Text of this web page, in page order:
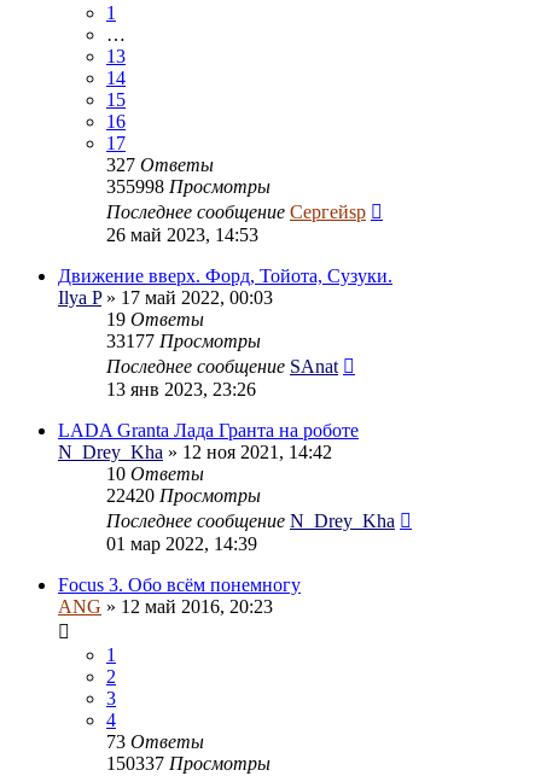
1
…
13
14
15
16
17
327 Ответы
355998 Просмотры
Последнее сообщение Сергейsp
26 май 2023, 14:53
Движение вверх. Форд, Тойота, Сузуки.
Ilya P» 17 май 2022, 00:03
19 Ответы
33177 Просмотры
Последнее сообщение SAnat
13 янв 2023, 23:26
LADA Granta Лада Гранта на роботе
N_Drey_Kha » 12 ноя 2021, 14:42
10 Ответы
22420 Просмотры
Последнее сообщение N_Drey_Kha
01 мар 2022, 14:39
Focus 3. Обо всём понемногу
ANG » 12 май 2016, 20:23
1
2
3
4
73 Ответы
150337 Просмотры